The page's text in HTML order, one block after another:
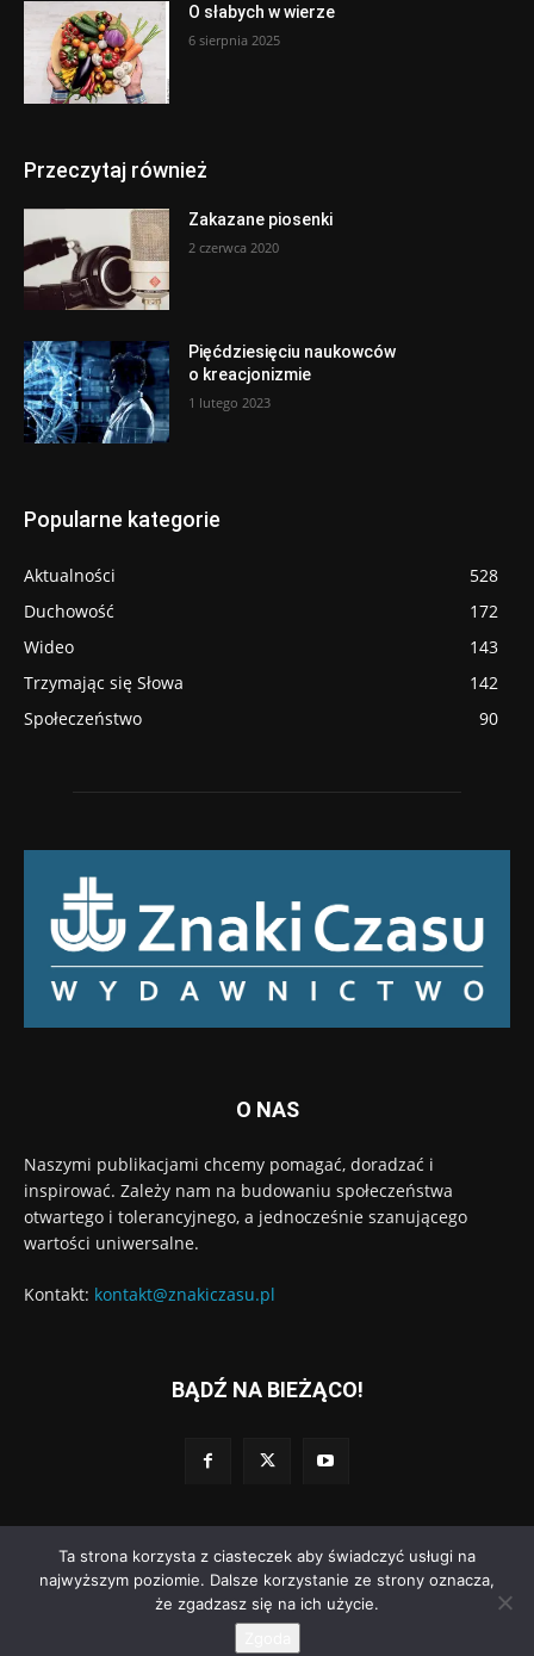
O słabych w wierze
6 sierpnia 2025
Przeczytaj również
Zakazane piosenki
2 czerwca 2020
Pięćdziesięciu naukowców
o kreacjonizmie
1 lutego 2023
Popularne kategorie
Aktualności
528
Duchowość
172
Wideo
143
Trzymając się Słowa
142
Społeczeństwo
90
O NAS
Naszymi publikacjami chcemy pomagać, doradzać i
inspirować. Zależy nam na budowaniu społeczeństwa
otwartego i tolerancyjnego, a jednocześnie szanującego
wartości uniwersalne.
Kontakt: kontakt@znakiczasu.pl
BĄDŹ NA BIEŻĄCO!
© Wydawnictwo Znaki Czasu. Wdrożenie:Go3.pl
Regulamin dodawania komentarzy
Ta strona korzysta z ciasteczek aby świadczyć usługi na
najwyższym poziomie. Dalsze korzystanie ze strony oznacza,
że zgadzasz się na ich użycie.